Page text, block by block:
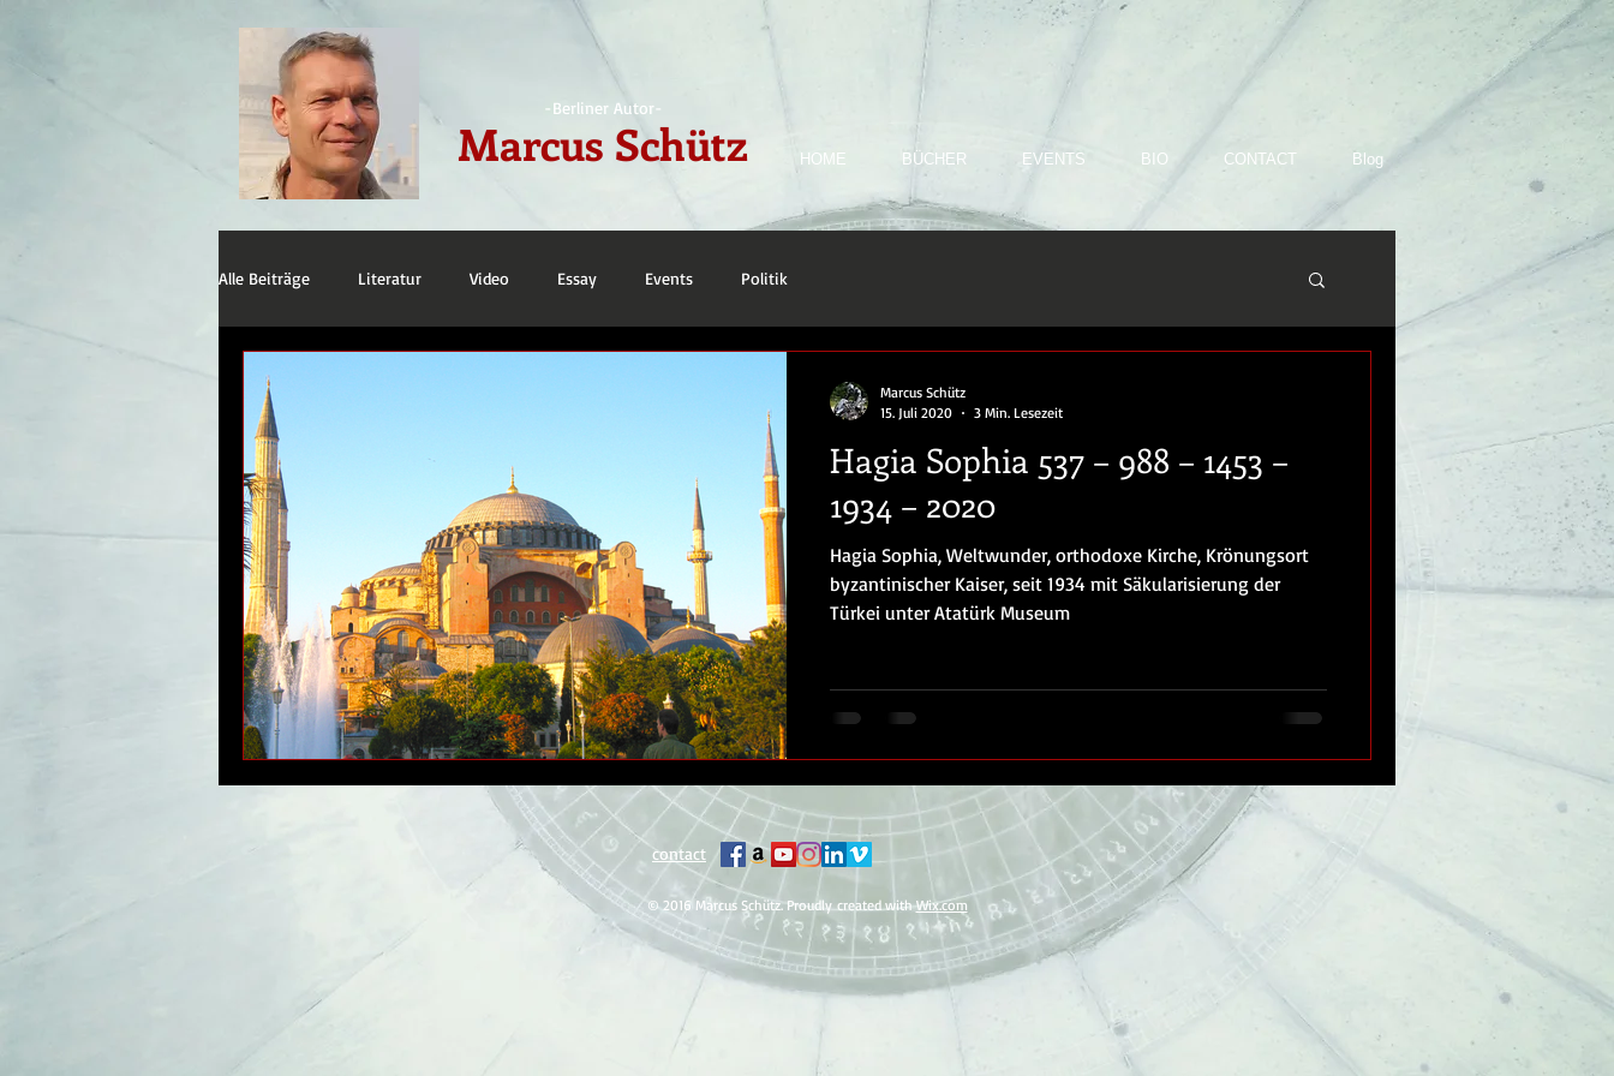
-Berliner Autor-
Marcus Schütz HOME BÜCHER EVENTS BIO CONTACT Blog
Alle Beiträge Literatur Video Essay Events Politik
Hagia Sophia 537 – 988 – 1453 –
1934 – 2020
Hagia Sophia, Weltwunder, orthodoxe Kirche, Krönungsort
byzantinischer Kaiser, seit 1934 mit Säkularisierung der
Türkei unter Atatürk Museum
Marcus Schütz
15. Juli 2020
3 Min. Lesezeit
contact
© 2016 Marcus Schütz. Proudly created withWix.com